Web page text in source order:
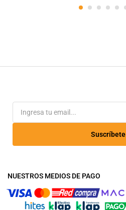
Suscríbete
NUESTROS MEDIOS DE PAGO